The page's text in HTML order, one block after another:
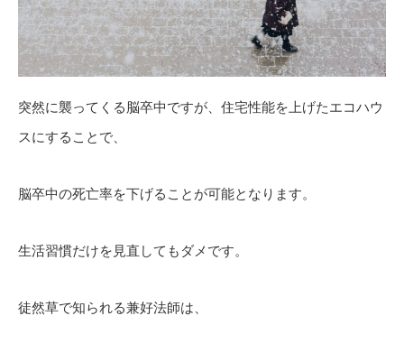
突然に襲ってくる脳卒中ですが、住宅性能を上げたエコハウ
スにすることで、
脳卒中の死亡率を下げることが可能となります。
生活習慣だけを見直してもダメです。
徒然草で知られる兼好法師は、